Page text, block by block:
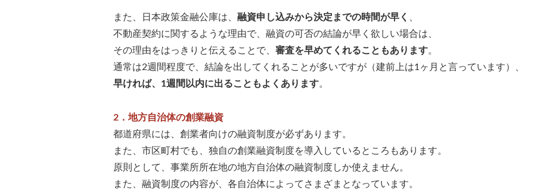
また、日本政策金融公庫は、 融資申し込みから決定までの時間が早く
不動産契約に関するような理由で、融資の可否の結論が早く欲しい場合は、
その理由をはっきりと伝えることで、 審査を早めてくれることもあります。
通常は2週間程度で、結論を出してくれることが多いですが（建前上は1ヶ月と言っています）、
早ければ、1週間以内に出ることもよくあります。
2．地方自治体の創業融資
都道府県には、創業者向けの融資制度が必ずあります。
また、市区町村でも、独自の創業融資制度を導入しているところもあります。
原則として、事業所所在地の地方自治体の融資制度しか使えません。
また、融資制度の内容が、各自治体によってさまざまとなっています。